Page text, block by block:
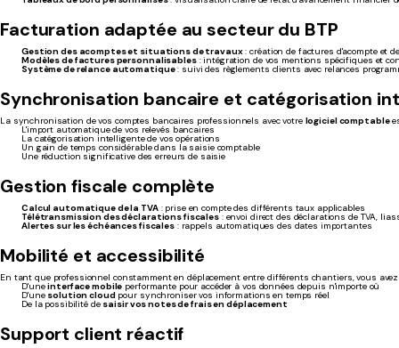
Facturation adaptée au secteur du BTP
Gestion des acomptes et situations de travaux: création de factures d'acompte et
Modèles de factures personnalisables: intégration de vos mentions spécifiques et
Système de relance automatique: suivi des règlements clients avec relances
Synchronisation bancaire et catégorisation
La synchronisation de vos comptes bancaires professionnels avec votre logiciel comptable
L'import automatique de vos relevés bancaires
La catégorisation intelligente de vos opérations
Un gain de temps considérable dans la saisie comptable
Une réduction significative des erreurs de saisie
Gestion fiscale complète
Calcul automatique de la TVA: prise en compte des différents taux applicables
Télétransmission des déclarations fiscales: envoi direct des déclarations de TVA,
Alertes sur les échéances fiscales: rappels automatiques des dates importantes
Mobilité et accessibilité
En tant que professionnel constamment en déplacement entre différents chantiers, vous
D'uneinterface mobile performante pour accéder à vos données depuis n'importe où
D'une solution cloudpour synchroniser vos informations en temps réel
De la possibilité de saisir vos notes de frais en déplacement
Support client réactif